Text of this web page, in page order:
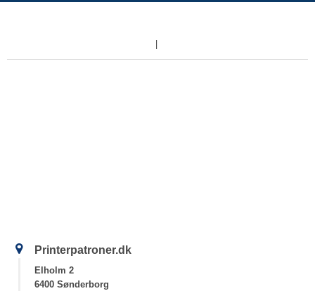
Printerpatroner.dk
Elholm 2
6400 Sønderborg